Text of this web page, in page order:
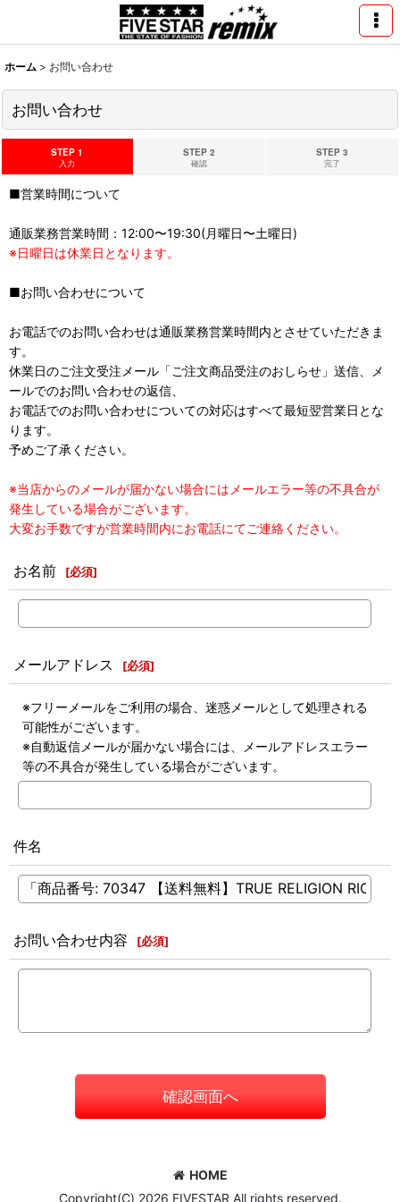
ホーム > お問い合わせ
お問い合わせ
STEP 1
入力
STEP 2
確認
STEP 3
完了
■営業時間について
通販業務営業時間：12:00〜19:30(月曜日〜土曜日)
※日曜日は休業日となります。
■お問い合わせについて
お電話でのお問い合わせは通販業務営業時間内とさせていただきま
す。
休業日のご注文受注メール「ご注文商品受注のおしらせ」送信、メ
ールでのお問い合わせの返信、
お電話でのお問い合わせについての対応はすべて最短翌営業日とな
ります。
予めご了承ください。
※当店からのメールが届かない場合にはメールエラー等の不具合が
発生している場合がございます。
大変お手数ですが営業時間内にお電話にてご連絡ください。
お名前 [必須]
メールアドレス [必須]
※フリーメールをご利用の場合、迷惑メールとして処理される
可能性がございます。
※自動返信メールが届かない場合には、メールアドレスエラー
等の不具合が発生している場合がございます。
件名
お問い合わせ内容 [必須]
確認画面へ
HOME
Copyright(C) 2026 FIVESTAR All rights reserved.